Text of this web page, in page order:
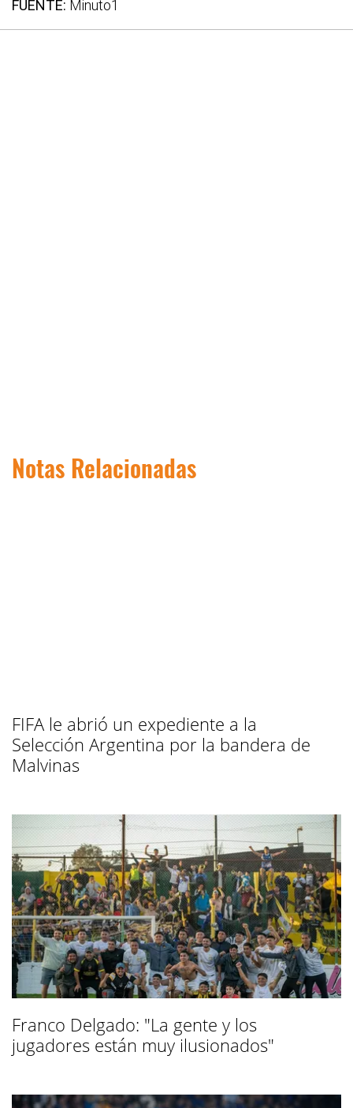
FUENTE: Minuto1
Notas Relacionadas
FIFA le abrió un expediente a la
Selección Argentina por la bandera de
Malvinas
Franco Delgado: "La gente y los
jugadores están muy ilusionados"